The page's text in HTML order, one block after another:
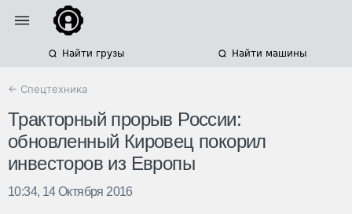
Найти грузы Найти машины
← Спецтехника
Тракторный прорыв России:
обновленный Кировец покорил
инвесторов из Европы
10:34, 14 Октября 2016